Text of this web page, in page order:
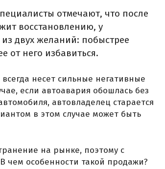
отмечают, что после
восстановлению, у
двух желаний: побыстрее
от него избавиться.
несет сильные негативные
если автоавария обошлась без
автовладелец старается
в этом случае может быть
на рынке, поэтому с
чем особенности такой продажи?